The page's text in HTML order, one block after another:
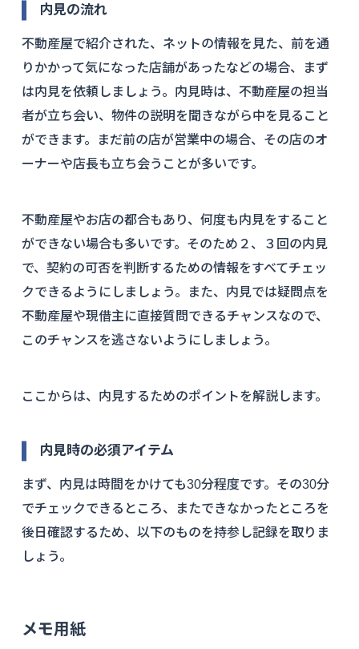
内見の流れ
不動産屋で紹介された、ネットの情報を見た、前を通
りかかって気になった店舗があったなどの場合、まず
は内見を依頼しましょう。内見時は、不動産屋の担当
者が立ち会い、物件の説明を聞きながら中を見ること
ができます。まだ前の店が営業中の場合、その店のオ
ーナーや店長も立ち会うことが多いです。
不動産屋やお店の都合もあり、何度も内見をすること
ができない場合も多いです。そのため２、３回の内見
で、契約の可否を判断するための情報をすべてチェッ
クできるようにしましょう。また、内見では疑問点を
不動産屋や現借主に直接質問できるチャンスなので、
このチャンスを逃さないようにしましょう。
ここからは、内見するためのポイントを解説します。
内見時の必須アイテム
まず、内見は時間をかけても30分程度です。その30分
でチェックできるところ、またできなかったところを
後日確認するため、以下のものを持参し記録を取りま
しょう。
メモ用紙